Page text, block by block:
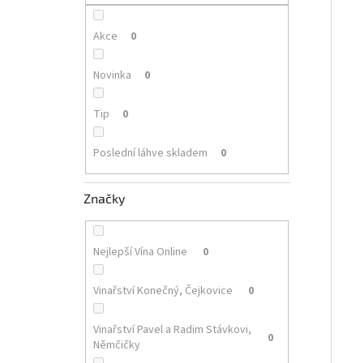
Akce 0
Novinka 0
Tip 0
Poslední láhve skladem 0
Značky
Nejlepší Vína Online 0
Vinařství Konečný, Čejkovice 0
Vinařství Pavel a Radim Stávkovi,
Němčičky
0